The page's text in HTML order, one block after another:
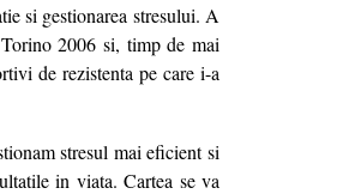
si gestionarea stresului. A
2006 si, timp de mai
de rezistenta pe care i-a
stresul mai eficient si
in viata. Cartea se va